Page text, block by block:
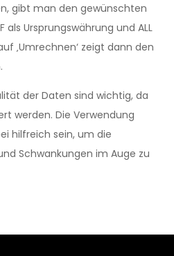
gibt man den gewünschten
als Ursprungswährung und ALL
‚Umrechnen‘ zeigt dann den
der Daten sind wichtig, da
werden. Die Verwendung
hilfreich sein, um die
Schwankungen im Auge zu